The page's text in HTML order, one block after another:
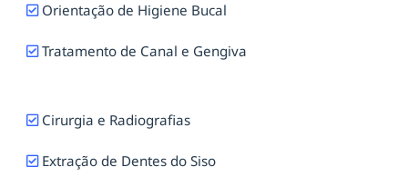
Orientação de Higiene Bucal
Tratamento de Canal e Gengiva
Cirurgia e Radiografias
Extração de Dentes do Siso